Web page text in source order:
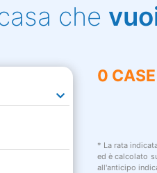
che
0
* La rata
ed è calcolato
all'anticipo